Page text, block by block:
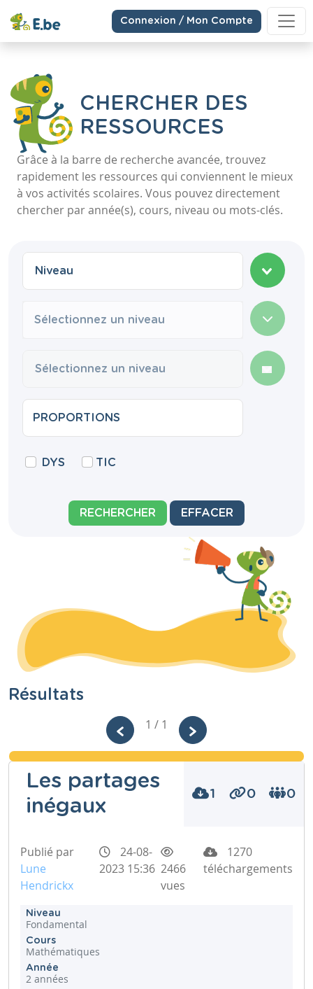
Connexion / Mon Compte
CHERCHER DES
RESSOURCES
Grâce à la barre de recherche avancée, trouvez
rapidement les ressources qui conviennent le mieux
à vos activités scolaires. Vous pouvez directement
chercher par année(s), cours, niveau ou mots-clés.
Sélectionnez un niveau
DYS TIC
RECHERCHER EFFACER
Résultats
1 / 1
Les partages
inégaux
1 0 0
Publié par
Lune
Hendrickx
24-08-
2023 15:36 2466
vues
1270
téléchargements
Niveau
Fondamental
Cours
Mathématiques
Année
2 années